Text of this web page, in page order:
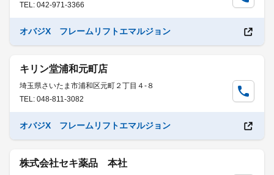
TEL: 042-971-3366
オバジX フレームリフトエマルジョン
キリン堂浦和元町店
埼玉県さいたま市浦和区元町２丁目４-８
TEL: 048-811-3082
オバジX フレームリフトエマルジョン
株式会社セキ薬品 本社